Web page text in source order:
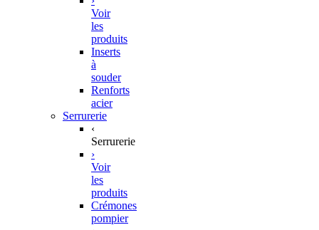
Voir
les
produits
Inserts
à
souder
Renforts
acier
Serrurerie
‹
Serrurerie
›
Voir
les
produits
Crémones
pompier